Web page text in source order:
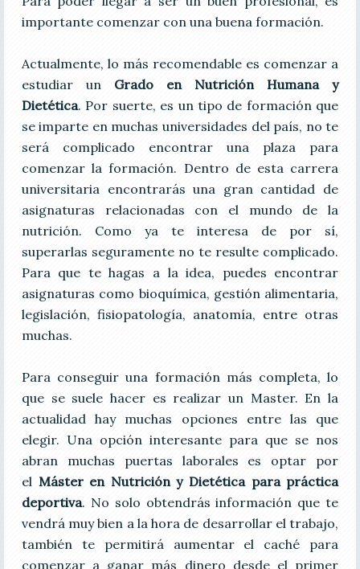
importante comenzar con una buena formación.
Actualmente, lo más recomendable es comenzar a
estudiar un Grado en Nutrición Humana y
Dietética. Por suerte, es un tipo de formación que
se imparte en muchas universidades del país, no te
será complicado encontrar una plaza para
comenzar la formación. Dentro de esta carrera
universitaria encontrarás una gran cantidad de
asignaturas relacionadas con el mundo de la
nutrición. Como ya te interesa de por sí,
superarlas seguramente no te resulte complicado.
Para que te hagas a la idea, puedes encontrar
asignaturas como bioquímica, gestión alimentaria,
legislación, fisiopatología, anatomía, entre otras
muchas.
Para conseguir una formación más completa, lo
que se suele hacer es realizar un Master. En la
actualidad hay muchas opciones entre las que
elegir. Una opción interesante para que se nos
abran muchas puertas laborales es optar por
el Máster en Nutrición y Dietética para práctica
deportiva. No solo obtendrás información que te
vendrá muy bien a la hora de desarrollar el trabajo,
también te permitirá aumentar el caché para
comenzar a ganar más dinero desde el primer